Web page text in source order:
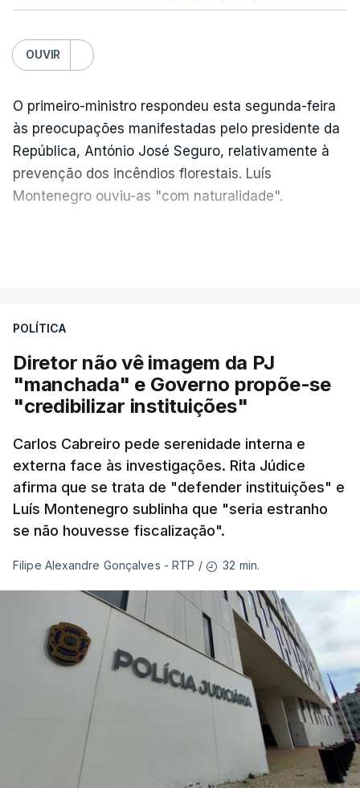
OUVIR
O primeiro-ministro respondeu esta segunda-feira
às preocupações manifestadas pelo presidente da
República, António José Seguro, relativamente à
prevenção dos incêndios florestais. Luís
Montenegro ouviu-as "com naturalidade".
próprios um esforço muito grande nesta altura
para podermos atuar na prevenção e no
combate aos incêndios
", afirmou Luís
Montenegro em Fafe, à margem da inauguração de
No fim de semana, António José Seguro
afirmou que tem transmitido a necessidade
de se melhorar "a prevenção e a capacidade
de resposta” no combate aos incêndios e
Independente, que avaliou os incêndios de
agosto do ano passado, conclui que “muito
ficou por fazer depois dos relatórios
anteriores, dos incêndios de 2017”.
Montenegro frisou ainda que"este ano temos o
maior dispositivo especial de combater a
incêndios rurais de sempre"
e salientou as
parcerias com os países que colaboram no
Mecanismo Europeu de Proteção Civil.
POLÍTICA
Diretor não vê imagem da PJ
"manchada" e Governo propõe-se
"credibilizar instituições"
Carlos Cabreiro pede serenidade interna e
externa face às investigações. Rita Júdice
afirma que se trata de "defender instituições" e
Luís Montenegro sublinha que "seria estranho
se não houvesse fiscalização".
Filipe Alexandre Gonçalves - RTP / 32 min.